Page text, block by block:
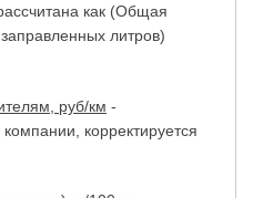
как (Общая
литров)
руб/км -
корректируется